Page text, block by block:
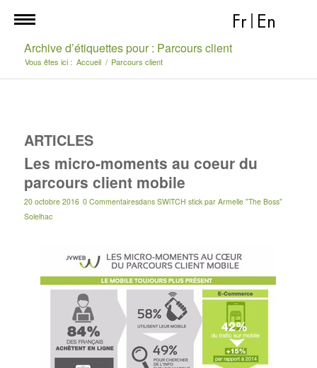
Fr En
Archive d’étiquettes pour : Parcours client
Vous êtes ici : Accueil / Parcours client
ARTICLES
Les micro-moments au coeur du
parcours client mobile
20 octobre 2016 0 Commentairesdans SWiTCH stick par Armelle "The Boss"
Solelhac